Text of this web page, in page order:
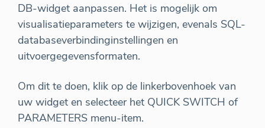
DB-widget aanpassen. Het is mogelijk om
visualisatieparameters te wijzigen, evenals SQL-
databaseverbindinginstellingen en
uitvoergegevensformaten.
Om dit te doen, klik op de linkerbovenhoek van
uw widget en selecteer het QUICK SWITCH of
PARAMETERS menu-item.